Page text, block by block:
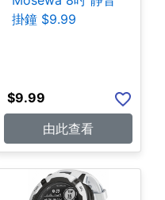
掛鐘 $9.99
$9.99
由此查看